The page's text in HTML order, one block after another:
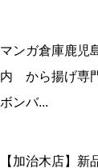
マンガ倉庫鹿児
内 から揚げ専
ボンバ...
【加治木店】新